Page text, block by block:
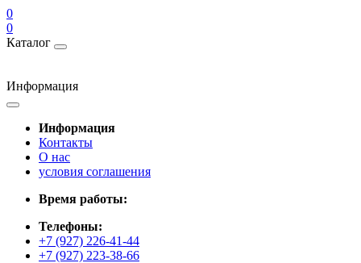
0
0
Каталог
Информация
Информация
Контакты
О нас
условия соглашения
Время работы:
Телефоны:
+7 (927) 226-41-44
+7 (927) 223-38-66